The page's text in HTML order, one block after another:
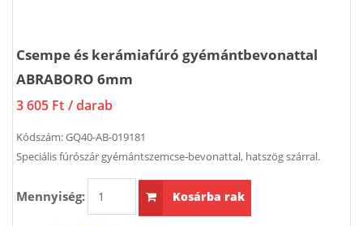
Csempe és kerámiafúró gyémántbevonattal
ABRABORO 6mm
3 605 Ft / darab
Kódszám:GQ40-AB-019181
Speciális fúrószár gyémántszemcse-bevonattal, hatszög szárral.
Mennyiség: Kosárba rak